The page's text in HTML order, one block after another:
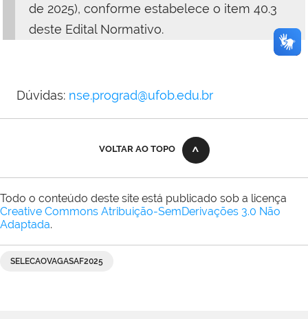
de 2025), conforme estabelece o item 40.3
deste Edital Normativo.
Dúvidas: nse.prograd@ufob.edu.br
VOLTAR AO TOPO
Todo o conteúdo deste site está publicado sob a licença
Creative Commons Atribuição-SemDerivações 3.0 Não
Adaptada.
SELECAOVAGASAF2025